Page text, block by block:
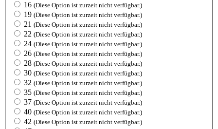
16 (Diese Option ist zurzeit nicht verfügbar.)
19 (Diese Option ist zurzeit nicht verfügbar.)
21 (Diese Option ist zurzeit nicht verfügbar.)
22 (Diese Option ist zurzeit nicht verfügbar.)
24 (Diese Option ist zurzeit nicht verfügbar.)
26 (Diese Option ist zurzeit nicht verfügbar.)
28 (Diese Option ist zurzeit nicht verfügbar.)
30 (Diese Option ist zurzeit nicht verfügbar.)
32 (Diese Option ist zurzeit nicht verfügbar.)
35 (Diese Option ist zurzeit nicht verfügbar.)
37 (Diese Option ist zurzeit nicht verfügbar.)
40 (Diese Option ist zurzeit nicht verfügbar.)
42 (Diese Option ist zurzeit nicht verfügbar.)